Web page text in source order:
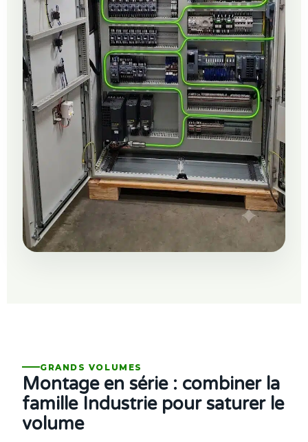
GRANDS VOLUMES
Montage en série : combiner la
famille Industrie pour saturer le
volume